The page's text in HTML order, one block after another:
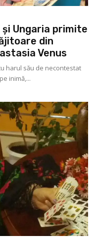
Ungaria primite
din
Venus
harul său de necontestat
inimă,...